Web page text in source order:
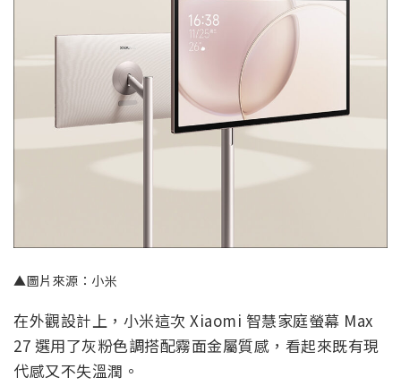
▲圖片來源：小米
在外觀設計上，小米這次 Xiaomi 智慧家庭螢幕 Max
27 選用了灰粉色調搭配霧面金屬質感，看起來既有現
代感又不失溫潤。